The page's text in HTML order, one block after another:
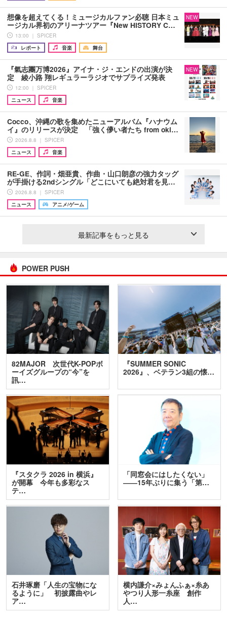
想像を超えてくる！ミュージカルファン必聴 日本ミュ
ージカル界初のアリーナツアー『New HISTORY C…
13:00 ｜ SPICER
レポート
音楽 舞台
NEW
『氣志團万博2026』アイナ・ジ・エンドの出演が決
定 綾小路 翔レギュラーラジオでサプライズ発表
12:00 ｜ SPICER
ニュース
音楽
NEW
Cocco、沖縄の歌を集めたニューアルバム『ハナウム
イ』のリリースが決定 「強く儚い者たち from oki…
2026.8.8 ｜ SPICER
ニュース
音楽
RE-GE、作詞・畑亜貴、作曲・山口朗彦の強力タッグ
が手掛ける2ndシングル「どこにいても絶対君を見…
2026.8.8 ｜ SPICER
ニュース
アニメ/ゲーム
最新記事をもっと見る
POWER PUSH
82MAJOR 次世代K-POPボ
ーイズグループの“今”を
訊…
『SUMMER SONIC
2026』、ベテラン3組の懐…
『スタクラ 2026 in 横浜』
が開幕 今年も多彩なス
テ…
「同窓会にはしたくない」
――15年ぶりに集う「第…
石井琢磨「人生の宝物にな
るように」 初披露曲やレ
ア…
横内謙介×みょんふぁ×糸あ
やつり人形一糸座 創作
人…